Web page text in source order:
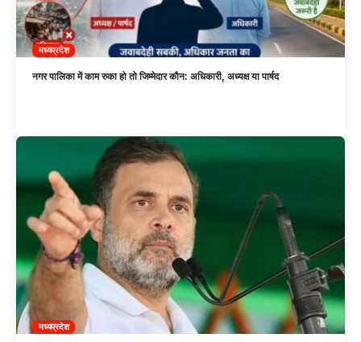
मध्यप्रदेश
नगर पालिका में काम रुका हो तो जिम्मेदार कौन: अधिकारी, अध्यक्ष या पार्षद
मध्यप्रदेश